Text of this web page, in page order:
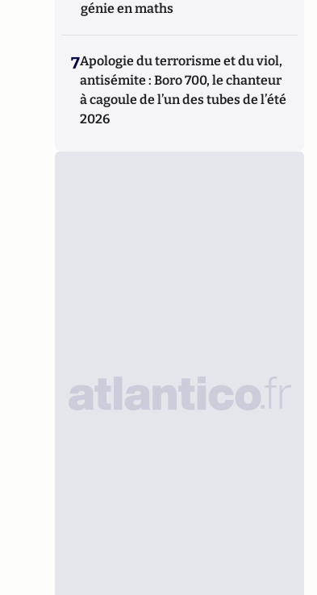
génie en maths
7Apologie du terrorisme et du viol,
antisémite : Boro 700, le chanteur
à cagoule de l’un des tubes de l’été
2026